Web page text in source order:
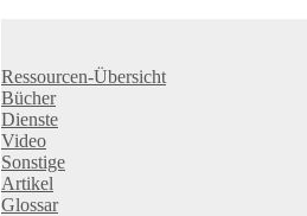
Ressourcen-Übersicht
Bücher
Dienste
Video
Sonstige
Artikel
Glossar